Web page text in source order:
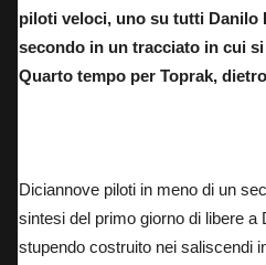
piloti veloci, uno su tutti Danilo
secondo in un tracciato in cui
Quarto tempo per Toprak,
Diciannove piloti in meno di un
sintesi del primo giorno di libere
stupendo costruito nei saliscendi